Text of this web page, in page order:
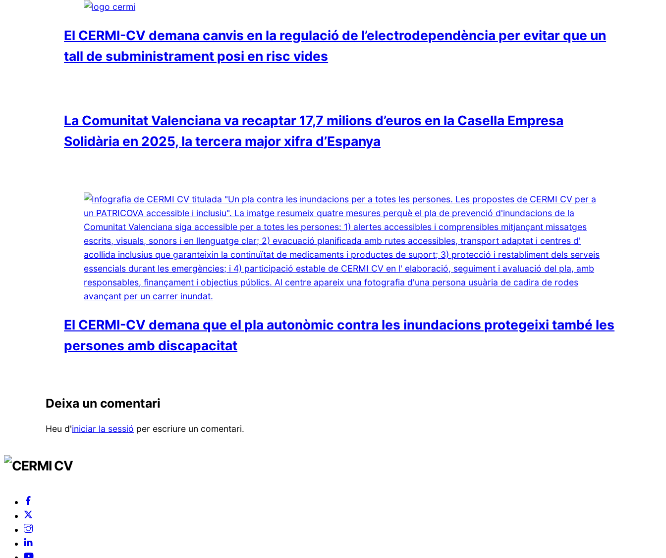
El CERMI-CV demana canvis en la regulació de l’electrodependència per evitar que un
tall de subministrament posi en risc vides
La Comunitat Valenciana va recaptar 17,7 milions d’euros en la Casella Empresa
Solidària en 2025, la tercera major xifra d’Espanya
El CERMI-CV demana que el pla autonòmic contra les inundacions protegeixi també les
persones amb discapacitat
Deixa un comentari
Heu d'iniciar la sessió per escriure un comentari.
Twitter
Instagram
Linkedin